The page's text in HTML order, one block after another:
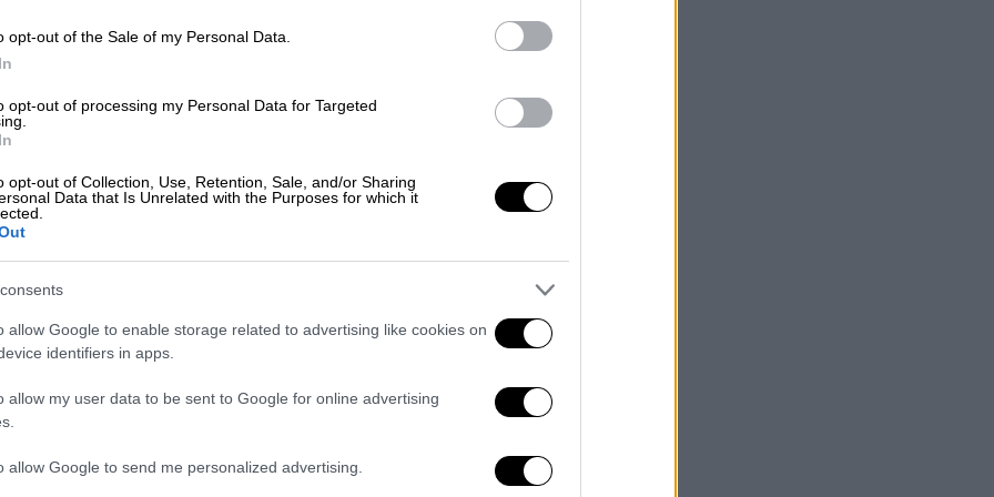
opt-out of the Sale of my Personal Data.
opt-out of processing my Personal Data for Targeted
opt-out of Collection, Use, Retention, Sale, and/or Sharing
Data that Is Unrelated with the Purposes for which it
allow Google to enable storage related to advertising like cookies on
identifiers in apps.
allow my user data to be sent to Google for online advertising
allow Google to send me personalized advertising.
Η κότα έκανε το αυγό ή το αυγό
απάντηση
Οικονομία 29.04.2024 06:43
Οι νονοί θα βάλουν… βαθιά το χέρι
σοκολατένια αυγά - Κοστίζουν έως